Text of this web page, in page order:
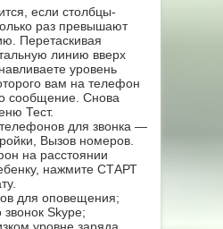
если столбцы-
раз превышают
Перетаскивая
линию вверх
уровень
вам на телефон
сообщение. Снова
Тест.
для звонка —
Вызов номеров.
на расстоянии
нажмите СТАРТ
для оповещения;
Skype;